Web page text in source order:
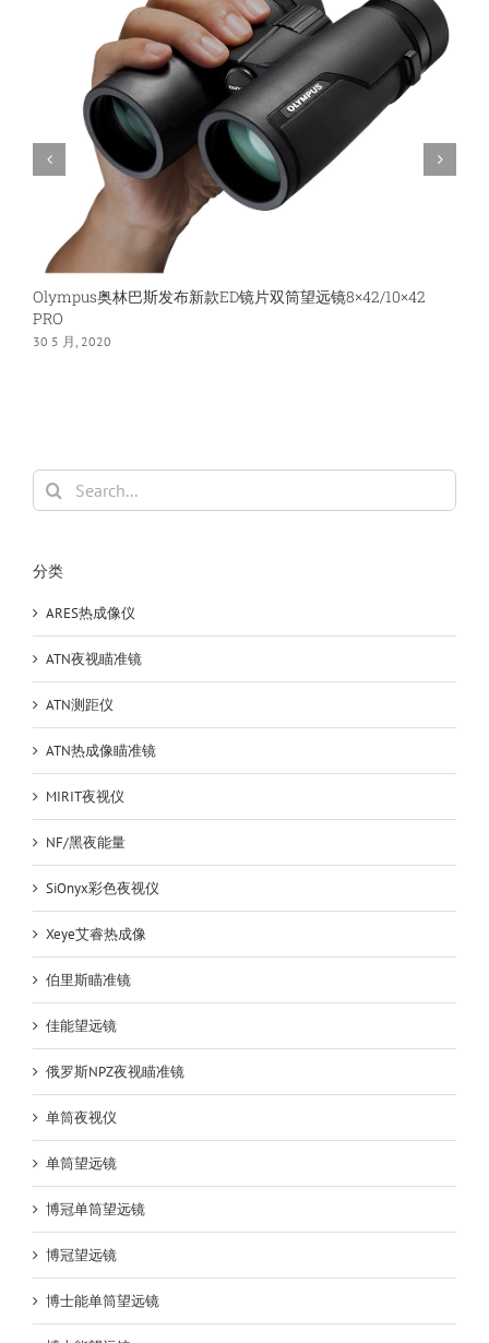
12×50
EXPS
I
电
力
巡
线
高
望
眼
镜
Olympus奥林巴斯发布新款ED镜片双筒望远镜8×42/10×42
PRO
30 5 月, 2020
Search
for:
分类
ARES热成像仪
ATN夜视瞄准镜
ATN测距仪
ATN热成像瞄准镜
MIRIT夜视仪
NF/黑夜能量
SiOnyx彩色夜视仪
Xeye艾睿热成像
伯里斯瞄准镜
佳能望远镜
俄罗斯NPZ夜视瞄准镜
单筒夜视仪
单筒望远镜
博冠单筒望远镜
博冠望远镜
博士能单筒望远镜